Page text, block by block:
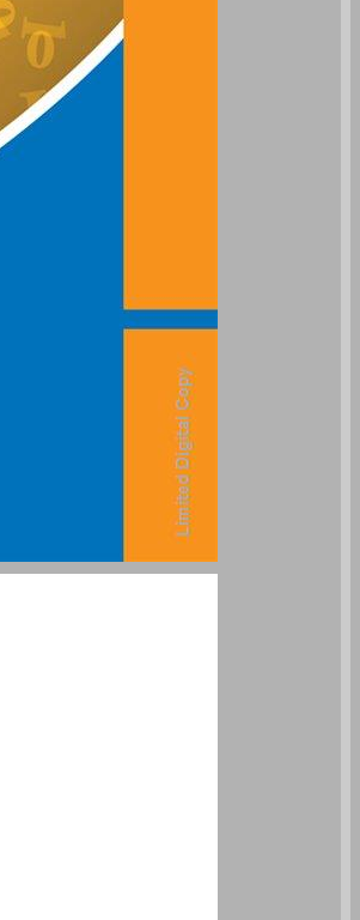
מסלולים מתמטיקה לחטיבת הביניים כיתה ח - חלק 2 ... 0